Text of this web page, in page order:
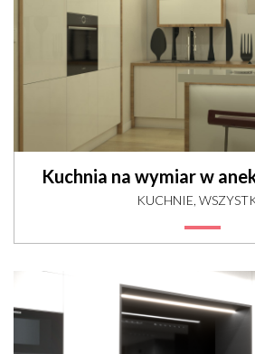
Kuchnia na wymiar w
KUCHNIE,